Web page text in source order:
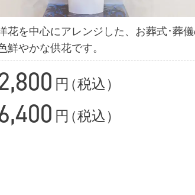
花を中心にアレンジした、お葬式･葬
鮮やかな供花です。
円（税込）
円（税込）